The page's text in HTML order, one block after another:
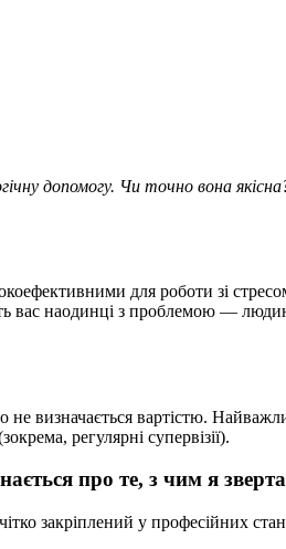
допомогу. Чи точно вона
для роботи зі
вас наодинці з проблемою —
визначається вартістю.
регулярні супервізії).
про те, з чим я
закріплений у професійних